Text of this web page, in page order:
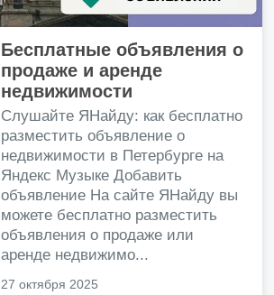
Бесплатные объявления о
продаже и аренде
недвижимости
Слушайте ЯНайду: как бесплатно
разместить объявление о
недвижимости в Петербурге на
Яндекс Музыке Добавить
объявление На сайте ЯНайду вы
можете бесплатно разместить
объявления о продаже или
аренде недвижимо...
27 октября 2025